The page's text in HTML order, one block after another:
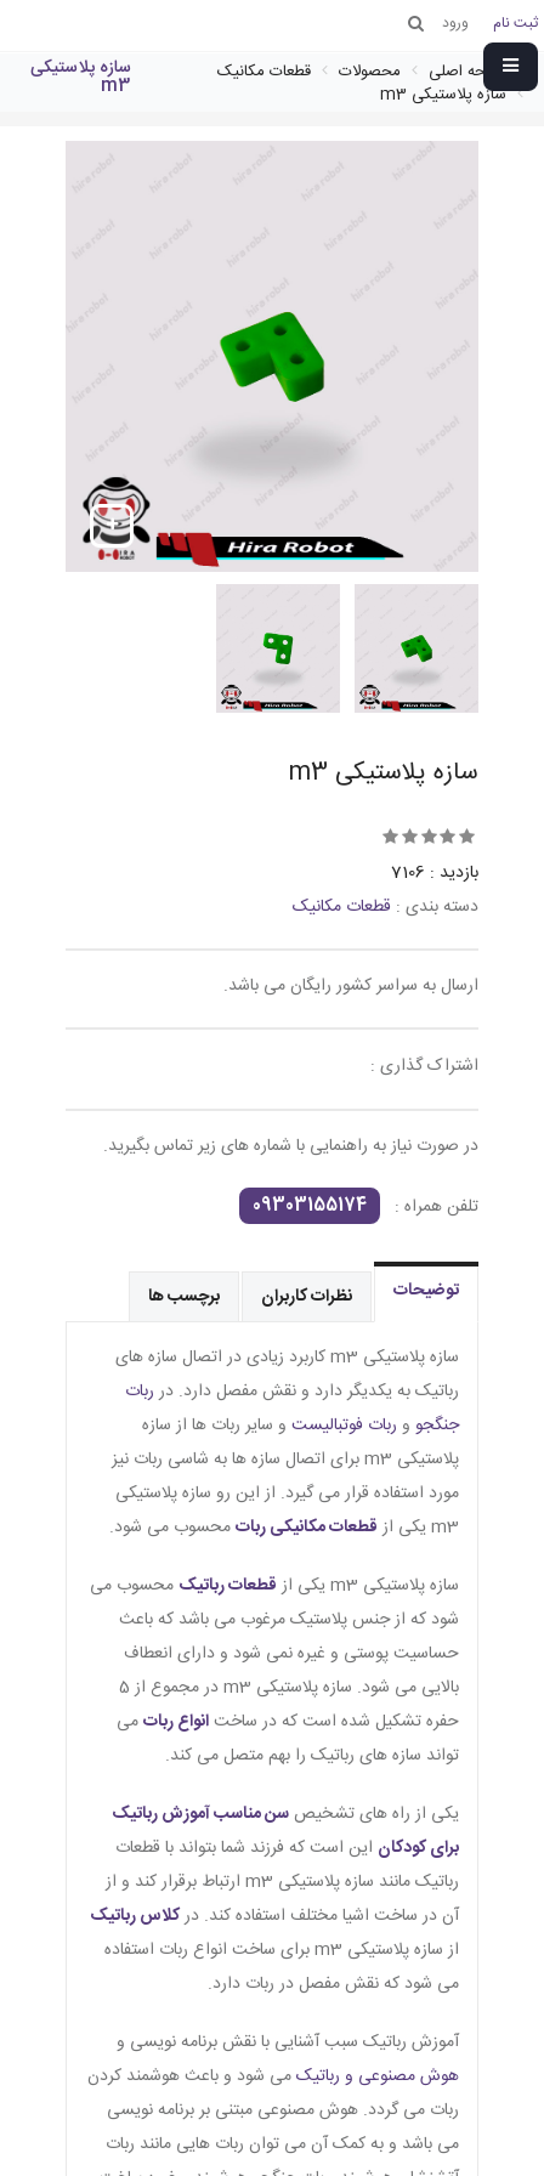
ثبت نام ورود
صفحه اصلی محصولات
قطعات مکانیک
سازه پلاستیکی m3
سازه پلاستیکی
m3
سازه پلاستیکی m3
بازدید : 7106
دسته بندی : قطعات مکانیک
ارسال به سراسر کشور رایگان می باشد.
اشتراک گذاری :
در صورت نیاز به راهنمایی با شماره های زیر تماس بگیرید.
تلفن همراه : 09303155174
توضیحات نظرات کاربران برچسب ها
سازه پلاستیکی m3 کاربرد زیادی در اتصال سازه های
رباتیک به یکدیگر دارد و نقش مفصل دارد. درربات
جنگجو و ربات فوتبالیست و سایر ربات ها از سازه
پلاستیکی m3 برای اتصال سازه ها به شاسی ربات نیز
مورد استفاده قرار می گیرد. از این رو سازه پلاستیکی
m3 یکی از
قطعات مکانیکی رباتمحسوب می شود.
سازه پلاستیکی m3 یکی از
قطعات رباتیک محسوب می
شود که از جنس پلاستیک مرغوب می باشد که باعث
حساسیت پوستی و غیره نمی شود و دارای انعطاف
بالایی می شود. سازه پلاستیکی m3 در مجموع از 5
حفره تشکیل شده است که در ساختانواع رباتمی
تواند سازه های رباتیک را بهم متصل می کند.
یکی از راه های تشخیص سن مناسب آموزش رباتیک
برای کودکان این است که فرزند شما بتواند با قطعات
رباتیک مانند سازه پلاستیکی m3 ارتباط برقرار کند و از
آن در ساخت اشیا مختلف استفاده کند. درکلاس رباتیک
از سازه پلاستیکی m3 برای ساخت انواع ربات استفاده
می شود که نقش مفصل در ربات دارد.
آموزش رباتیک سبب آشنایی با نقش برنامه نویسی و
هوش مصنوعی و رباتیکمی شود و باعث هوشمند کردن
ربات می گردد. هوش مصنوعی مبتنی بر برنامه نویسی
می باشد و به کمک آن می توان ربات هایی مانند ربات